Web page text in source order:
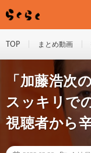
TOP まとめ動画
「加藤浩次
スッキリで
視聴者から